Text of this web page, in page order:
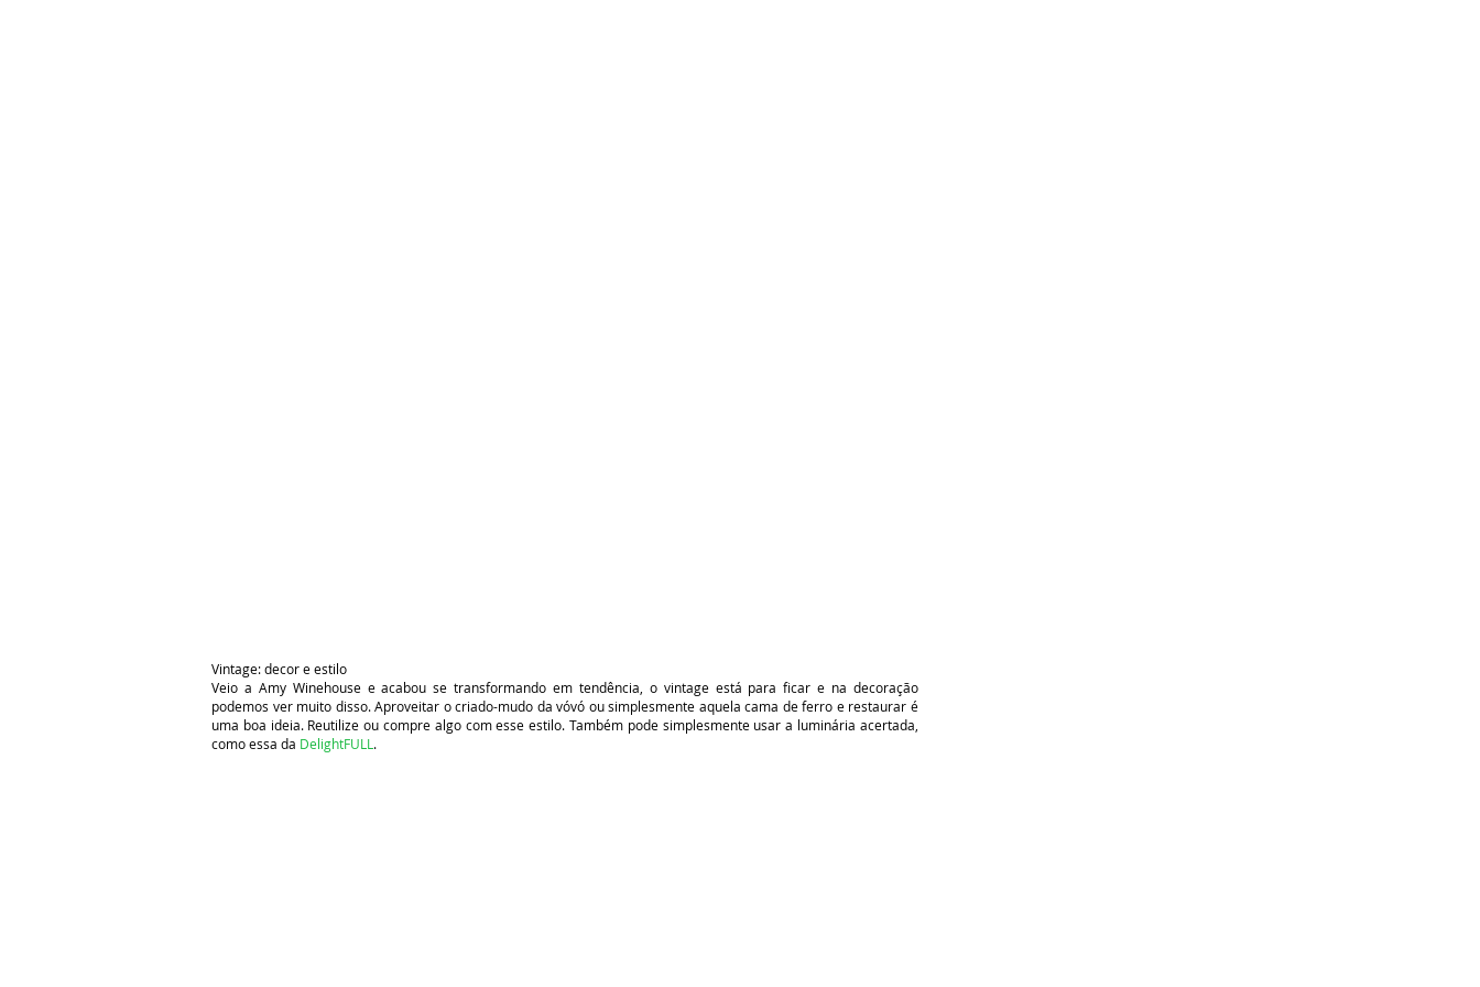
Vintage: decor e estilo
Veio a Amy Winehouse e acabou se transformando em tendência, o vintage está para ficar e na decoração
podemos ver muito disso. Aproveitar o criado-mudo da vóvó ou simplesmente aquela cama de ferro e restaurar é
uma boa ideia. Reutilize ou compre algo com esse estilo. Também pode simplesmente usar a luminária acertada,
como essa da DelightFULL .